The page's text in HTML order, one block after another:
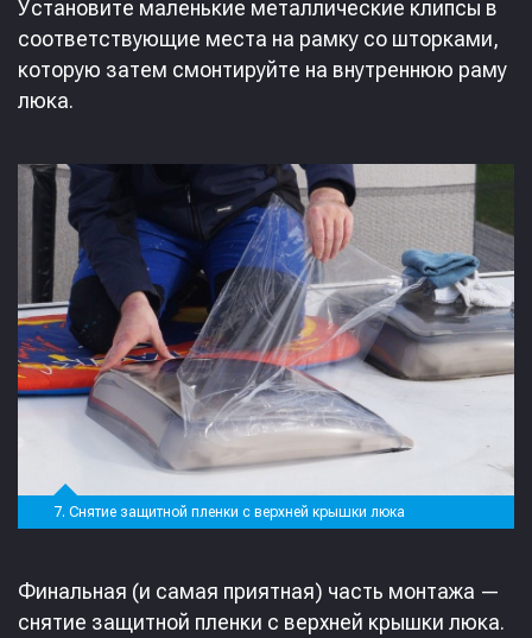
Установите маленькие металлические клипсы в
соответствующие места на рамку со шторками,
которую затем смонтируйте на внутреннюю раму
люка.
7. Снятие защитной пленки с верхней крышки люка
Финальная (и самая приятная) часть монтажа —
снятие защитной пленки с верхней крышки люка.